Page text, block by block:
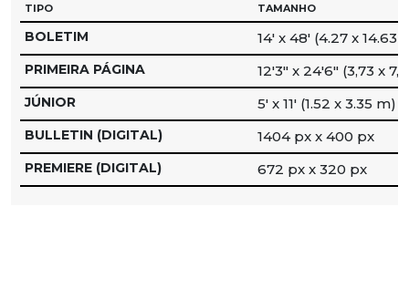
TIPO TAMANHO
BOLETIM 14′ x 48′ (4.27 x 14.63
PRIMEIRA PÁGINA 12′3″ x 24′6″ (3,73 x
JÚNIOR 5′ x 11′ (1.52 x 3.35 m)
BULLETIN (DIGITAL) 1404 px x 400 px
PREMIERE (DIGITAL) 672 px x 320 px